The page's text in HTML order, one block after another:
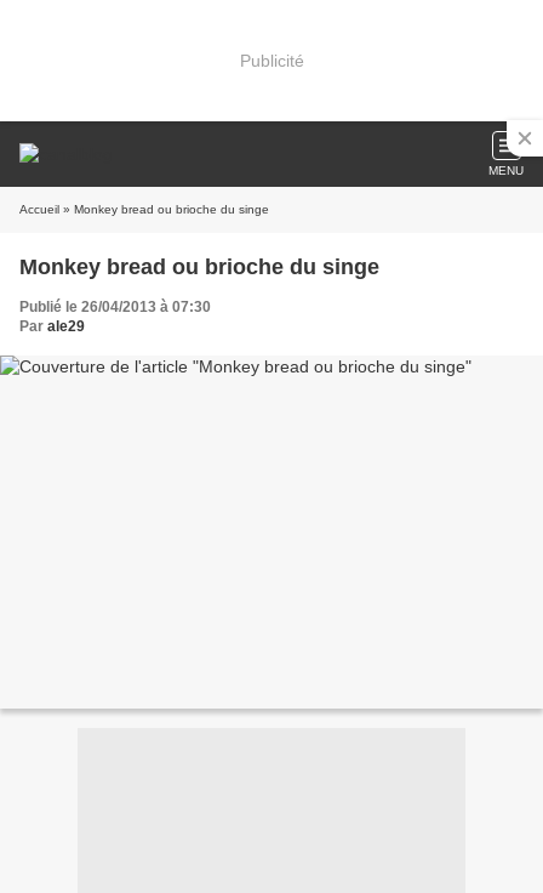
Publicité
MENU
Accueil » Monkey bread ou brioche du singe
Monkey bread ou brioche du singe
Publié le 26/04/2013 à 07:30
Par ale29